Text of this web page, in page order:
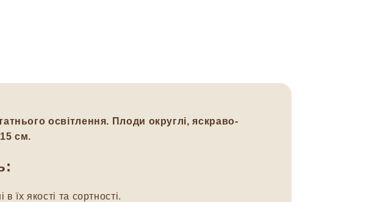
освітлення. Плоди округлі, яскраво-
см.
якості та сортності.